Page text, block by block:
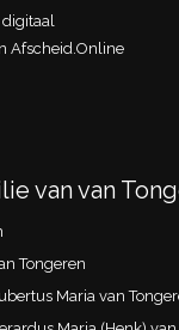
Afscheid.Online
van van
Tongeren
Maria van